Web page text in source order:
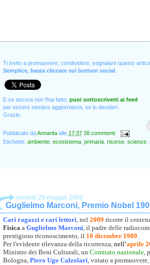
Ti invito a promuovere, condividere, segnalare questo
Semplice, basta cliccare sui bottoni social.
E se ancora non l'hai fatto, puoi sottoscriverti ai feed
per essere sempre aggiornato/a, se lo desideri.
Grazie.
Pubblicato daAnnarita alle 17:37 38 commenti
Etichette: ambiente, ecosistema, primaria, risorse, scienze,
venerdì 29 maggio 2009
Guglielmo Marconi, Premio Nobel
Cari ragazzi e cari lettori, nel 2009 ricorre il
Fisica a Guglielmo Marconi, il padre delle
prestigioso riconoscimento, il 10 dicembre 1909.
Per l'evidente rilevanza della ricorrenza, nell'aprile
Ministro dei Beni Culturali, un Comitato nazionale,
Bologna, Piero Ugo Calzolari, votato a